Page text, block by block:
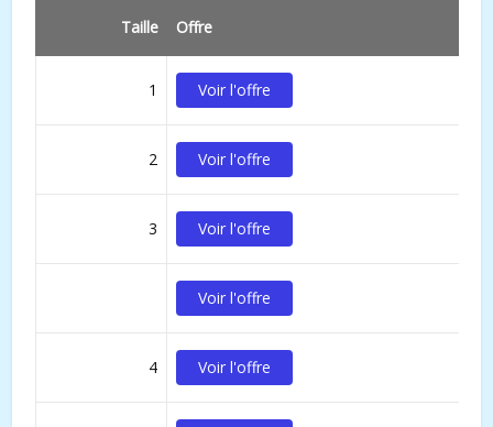
Taille Offre
1 Voir l'offre
2 Voir l'offre
3 Voir l'offre
Voir l'offre
4 Voir l'offre